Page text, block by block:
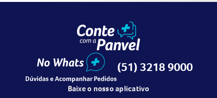
(51) 3218 9000
Baixe o nosso aplicativo